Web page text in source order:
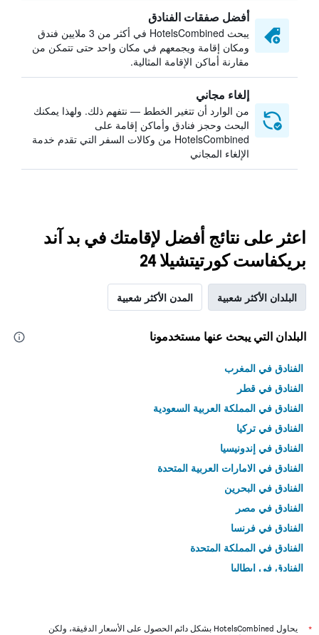
أفضل صفقات الفنادق
يبحث HotelsCombined في أكثر من 3 ملايين فندق
ومكان إقامة ويجمعهم في مكان واحد حتى تتمكن من
مقارنة أماكن الإقامة المثالية.
إلغاء مجاني
من الوارد أن تتغير الخطط — نتفهم ذلك. ولهذا يمكنك
البحث وحجز فنادق وأماكن إقامة على
HotelsCombined من وكالات السفر التي تقدم خدمة
الإلغاء المجاني
اعثر على نتائج أفضل لإقامتك في بد آند
بريكفاست كورتيتشيلا 24
البلدان الأكثر شعبية المدن الأكثر شعبية
البلدان التي يبحث عنها مستخدمونا
الفنادق في المغرب
الفنادق في قطر
الفنادق في المملكة العربية السعودية
الفنادق في تركيا
الفنادق في إندونيسيا
الفنادق في الامارات العربية المتحدة
الفنادق في البحرين
الفنادق في مصر
الفنادق في فرنسا
الفنادق في المملكة المتحدة
الفنادق في إيطاليا
*
يحاول HotelsCombined بشكل دائم الحصول على الأسعار الدقيقة، ولكن